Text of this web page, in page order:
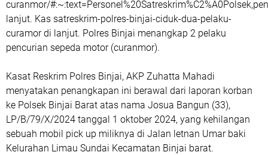
curanmor/
lanjut. Kas satreskrim-polres-binjai-ciduk-dua-pelaku-
curamor di lanjut. Polres Binjai menangkap 2 pelaku
pencurian sepeda motor (curanmor).
Kasat Reskrim Polres Binjai, AKP Zuhatta Mahadi
menyatakan penangkapan ini berawal dari laporan korban
ke Polsek Binjai Barat atas nama Josua Bangun (33),
LP/B/79/X/2024 tanggal 1 oktober 2024, yang kehilangan
sebuah mobil pick up miliknya di Jalan letnan Umar baki
Kelurahan Limau Sundai Kecamatan Binjai barat.